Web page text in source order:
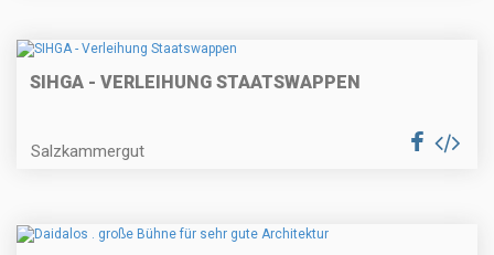
SIHGA - VERLEIHUNG STAATSWAPPEN
Salzkammergut